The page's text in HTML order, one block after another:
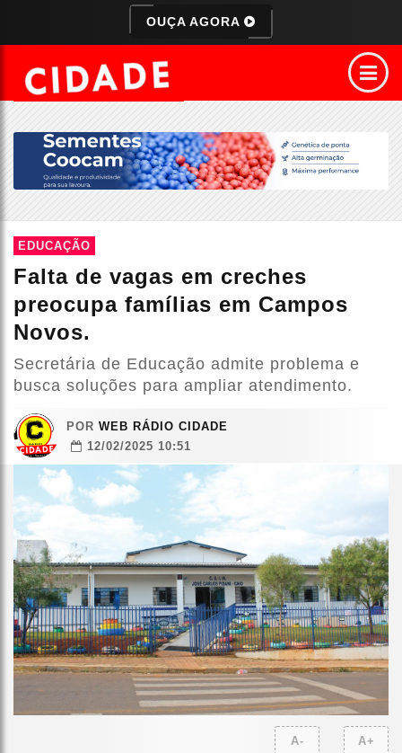
OUÇA AGORA
EDUCAÇÃO
Falta de vagas em creches
preocupa famílias em Campos
Novos.
Secretária de Educação admite problema e
busca soluções para ampliar atendimento.
POR WEB RÁDIO CIDADE
12/02/2025 10:51
A- A+